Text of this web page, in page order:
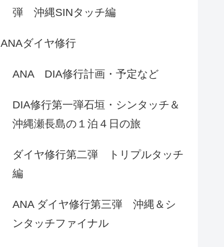
弾 沖縄SINタッチ編
ANAダイヤ修行
ANA DIA修行計画・予定など
DIA修行第一弾石垣・シンタッチ＆
沖縄瀬長島の１泊４日の旅
ダイヤ修行第二弾 トリプルタッチ
編
ANA ダイヤ修行第三弾 沖縄＆シ
ンタッチファイナル